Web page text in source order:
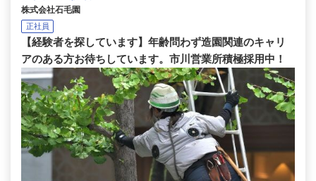
株式会社石毛園
正社員
【経験者を探しています】年齢問わず造園関連のキャリ
アのある方お待ちしています。市川営業所積極採用中！